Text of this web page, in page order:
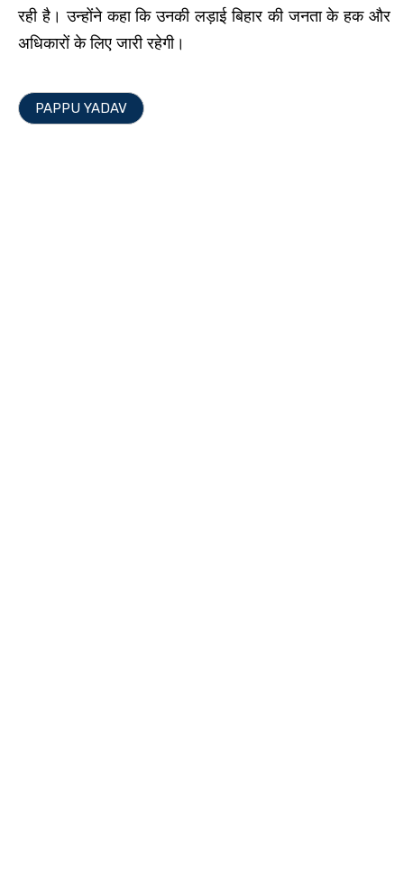
रही है। उन्होंने कहा कि उनकी लड़ाई बिहार की जनता के हक और
अधिकारों के लिए जारी रहेगी।
PAPPU YADAV